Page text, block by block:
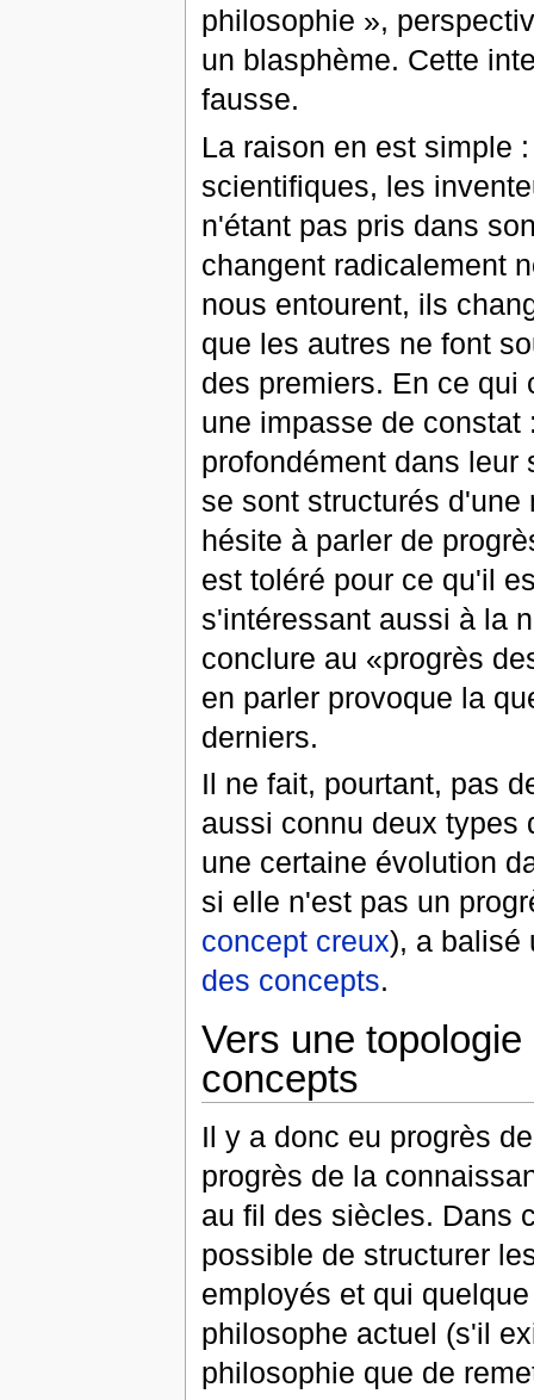
philosophie »,
un blasphème. Cette
fausse.
La raison en est simple
scientifiques, les
n'étant pas pris dans
changent radicalement
nous entourent, ils
que les autres ne font
des premiers. En ce qui
une impasse de
profondément dans
se sont structurés
hésite à parler de
est toléré pour ce qu'il
s'intéressant aussi à la
conclure au «progrès
en parler provoque la
derniers.
Il ne fait, pourtant, pas
aussi connu deux types
une certaine évolution
si elle n'est pas un
concept creux), a balisé
des concepts.
Vers une
concepts
Il y a donc eu progrès
progrès de la
au fil des siècles. Dans
possible de structurer
employés et qui
philosophe actuel (s'il
philosophie que de